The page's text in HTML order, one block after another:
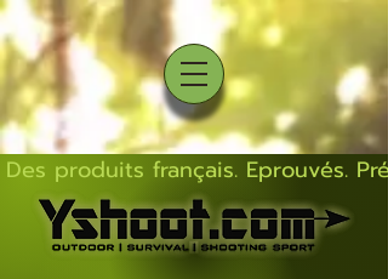
Des produits français. Eprouvés.